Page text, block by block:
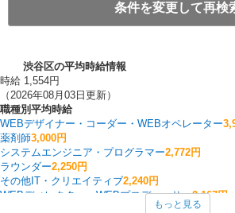
条件を変更して再検
渋谷区の平均時給情報
時給 1,554円
（2026年08月03日更新）
職種別平均時給
WEBデザイナー・コーダー・WEBオペレーター
薬剤師3,000円
システムエンジニア・プログラマー2,772円
ラウンダー2,250円
その他IT・クリエイティブ2,240円
WEBディレクター・WEBプロデューサー2,167円
もっと見る